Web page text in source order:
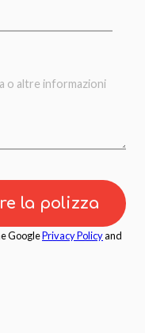
la polizza
GooglePrivacy Policyand